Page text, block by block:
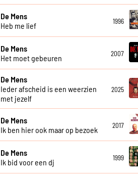
De Mens
Heb me lief
1996
De Mens
Het moet gebeuren
2007
De Mens
Ieder afscheid is een weerzien
met jezelf
2025
De Mens
Ik ben hier ook maar op bezoek
2017
De Mens
Ik bid voor een dj
1999